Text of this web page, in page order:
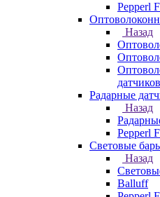
Pepperl
Назад
датчиков
Радарные
Назад
Pepperl
Световые
Назад
Balluff